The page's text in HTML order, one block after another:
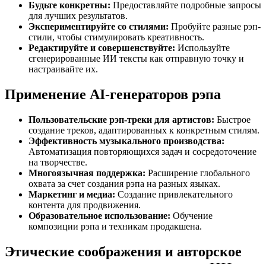
Будьте конкретны: Предоставляйте подробные запросы
для лучших результатов.
Экспериментируйте со стилями: Пробуйте разные рэп-
стили, чтобы стимулировать креативность.
Редактируйте и совершенствуйте: Используйте
сгенерированные ИИ тексты как отправную точку и
настраивайте их.
Применение AI-генераторов рэпа
Пользовательские рэп-треки для артистов: Быстрое
создание треков, адаптированных к конкретным стилям.
Эффективность музыкального производства:
Автоматизация повторяющихся задач и сосредоточение
на творчестве.
Многоязычная поддержка: Расширение глобального
охвата за счет создания рэпа на разных языках.
Маркетинг и медиа: Создание привлекательного
контента для продвижения.
Образовательное использование: Обучение
композиции рэпа и техникам продакшена.
Этические соображения и авторское